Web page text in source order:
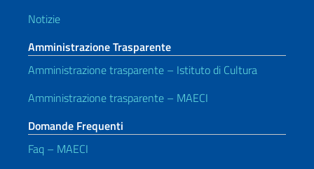
Notizie
Amministrazione Trasparente
Amministrazione trasparente – Istituto di Cultura
Amministrazione trasparente – MAECI
Domande Frequenti
Faq – MAECI